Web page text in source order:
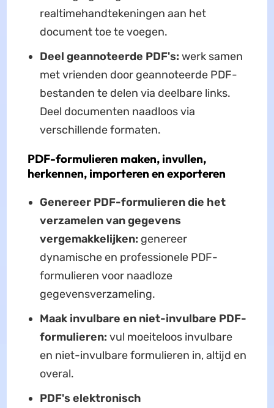
realtimehandtekeningen aan het
document toe te voegen.
Deel geannoteerde PDF's: werk samen
met vrienden door geannoteerde PDF-
bestanden te delen via deelbare links.
Deel documenten naadloos via
verschillende formaten.
PDF-formulieren maken, invullen,
herkennen, importeren en exporteren
Genereer PDF-formulieren die het
verzamelen van gegevens
vergemakkelijken: genereer
dynamische en professionele PDF-
formulieren voor naadloze
gegevensverzameling.
Maak invulbare en niet-invulbare PDF-
formulieren: vul moeiteloos invulbare
en niet-invulbare formulieren in, altijd en
overal.
PDF's elektronisch